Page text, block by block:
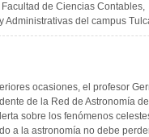
de Ciencias Contables,
Administrativas del campus
ocasiones, el profesor
de la Red de Astronomía
sobre los fenómenos
a la astronomía no debe